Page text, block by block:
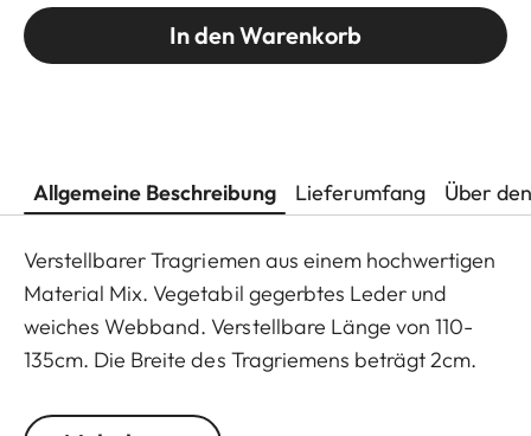
In den Warenkorb
Allgemeine Beschreibung Lieferumfang Über
Verstellbarer Tragriemen aus einem hochwertigen
Material Mix. Vegetabil gegerbtes Leder und
weiches Webband. Verstellbare Länge von 110-
135cm. Die Breite des Tragriemens beträgt 2cm.
Schutzlaschen für den Kamera Body. Der